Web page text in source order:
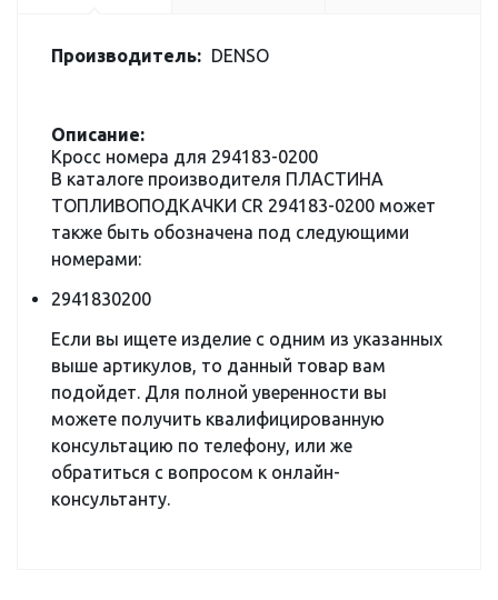
Производитель: DENSO
Описание:
Кросс номера для 294183-0200
В каталоге производителя ПЛАСТИНА
ТОПЛИВОПОДКАЧКИ CR 294183-0200 может
также быть обозначена под следующими
номерами:
2941830200
Если вы ищете изделие с одним из указанных
выше артикулов, то данный товар вам
подойдет. Для полной уверенности вы
можете получить квалифицированную
консультацию по телефону, или же
обратиться с вопросом к онлайн-
консультанту.